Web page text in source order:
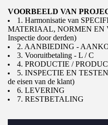
VOORBEELD VAN
1. Harmonisatie van
MATERIAAL, NORMEN EN
Inspectie door derden)
2. AANBIEDING -
3. Vooruitbetaling - L / C
4. PRODUCTIE /
5. INSPECTIE EN
de eisen van de klant)
6. LEVERING
7. RESTBETALING